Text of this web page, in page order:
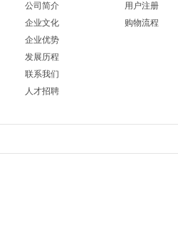
公司简介
企业文化
企业优势
发展历程
联系我们
人才招聘
用户注册
购物流程